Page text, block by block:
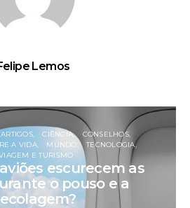
Lemos
ARTIGOS CIÊNCIA
CONSELHOS
A VIDA
MUNDO
TECNOLOGIA
E TURISMO
escurecem as
o pouso e a